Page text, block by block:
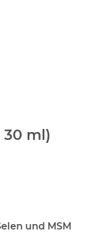
30 ml)
und MSM